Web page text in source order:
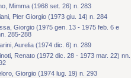
Mimma (1968 set. 26) n. 283
Pier Giorgio (1973 giu. 14) n. 284
Giorgio (1975 gen. 13 - 1975 feb. 6 e
285-288
Aurelia (1974 dic. 6) n. 289
Renato (1972 dic. 28 - 1973 mar. 22) nn.
Giorgio (1974 lug. 19) n. 293